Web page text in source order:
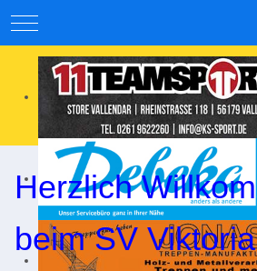
Mobile Menu Toggle
Herzlich
beim SV